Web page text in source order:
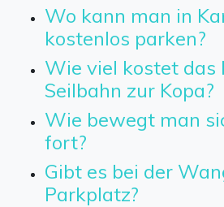
Wo kann man in
kostenlos parken?
Wie viel kostet das
Seilbahn zur Kopa?
Wie bewegt man
fort?
Gibt es bei der
Parkplatz?